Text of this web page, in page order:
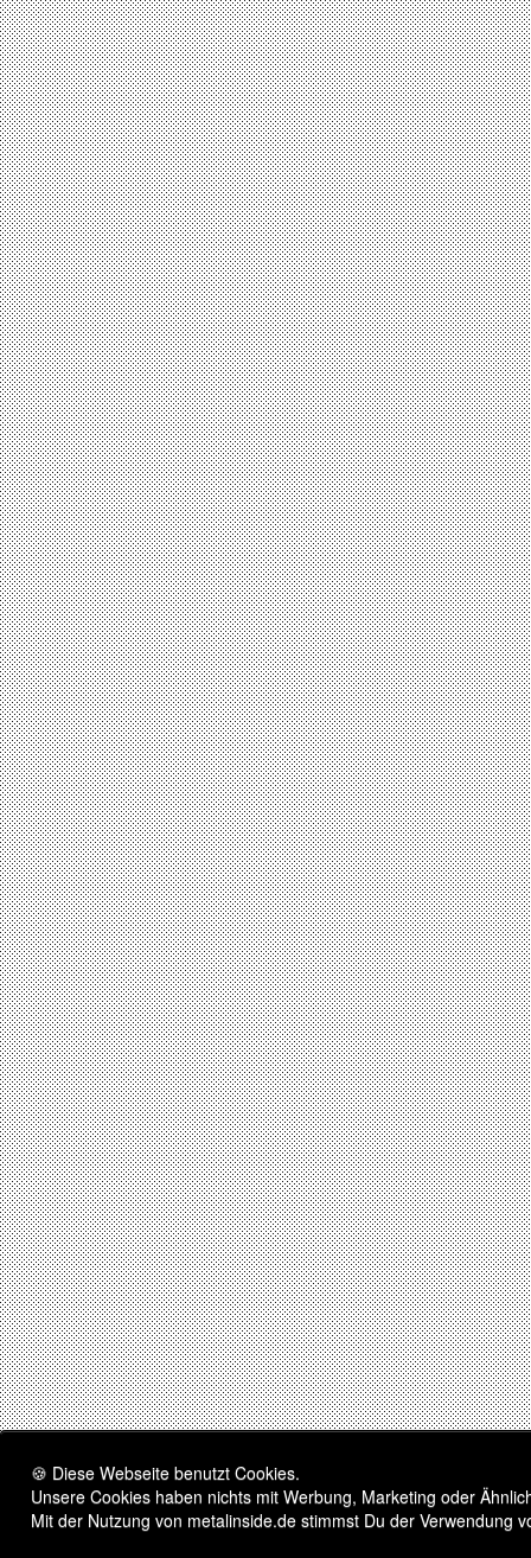
🍪 Diese Webseite benutzt Cookies.
Unsere Cookies haben nichts mit Werbung, Marketing oder
Mit der Nutzung von metalinside.de stimmst Du der Verwendung